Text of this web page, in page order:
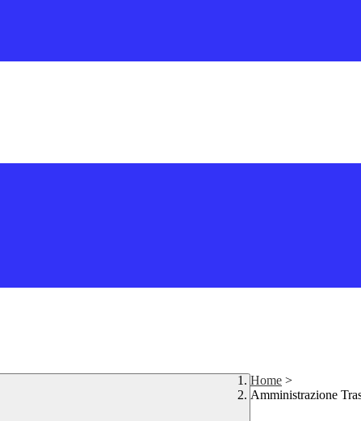
Home >
Amministrazione